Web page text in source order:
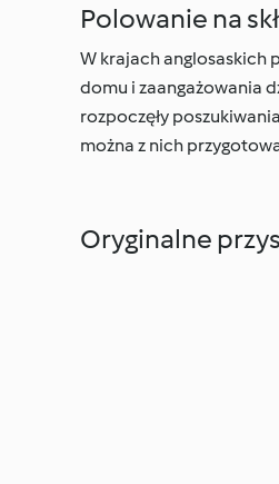
Polowanie na
W krajach anglosaskich
domu i zaangażowania
rozpoczęły
można z nich
Oryginalne